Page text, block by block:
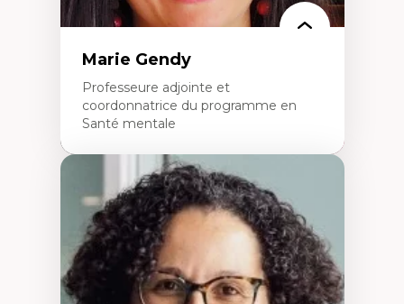
Marie Gendy
Professeure adjointe et
coordonnatrice du programme en
Santé mentale
Expertises
Neuropsychiatrie et neurosciences
Direction d'essais cliniques
Analyse des politiques et pratiques en santé
mentale
Développement de protocoles d'essais
cliniques
Collaboration interfonctionnelle